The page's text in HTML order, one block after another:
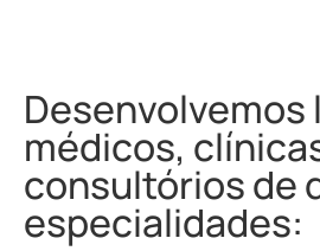
Desenvolvemos
médicos,
consultórios de
especialidades: